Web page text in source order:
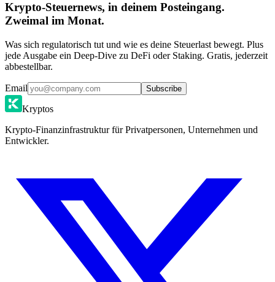
Krypto-Steuernews, in deinem Posteingang.
Zweimal im Monat.
Was sich regulatorisch tut und wie es deine Steuerlast bewegt. Plus
jede Ausgabe ein Deep-Dive zu DeFi oder Staking. Gratis, jederzeit
abbestellbar.
Email Subscribe
Kryptos
Krypto-Finanzinfrastruktur für Privatpersonen, Unternehmen und
Entwickler.